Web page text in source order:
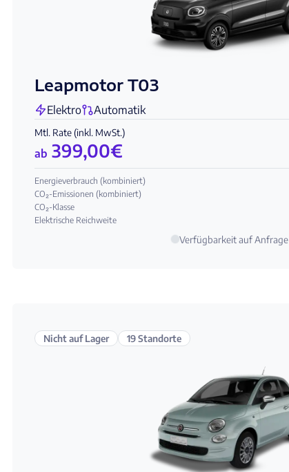
Leapmotor T03
Elektro Automatik
Mtl. Rate (inkl. MwSt.)
ab 399,00€
Energieverbrauch (kombiniert)
CO₂-Emissionen (kombiniert)
CO₂-Klasse
Elektrische Reichweite
Verfügbarkeit auf Anfrage
Nicht auf Lager 19 Standorte